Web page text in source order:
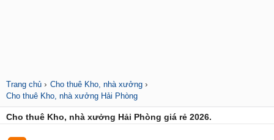
Trang chủ › Cho thuê Kho, nhà xưởng ›
Cho thuê Kho, nhà xưởng Hải Phòng
Cho thuê Kho, nhà xưởng Hải Phòng giá rẻ 2026.